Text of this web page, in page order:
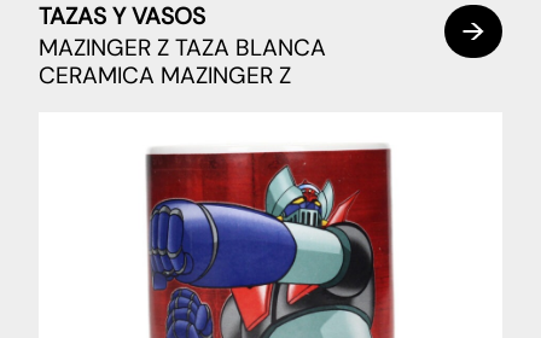
TAZAS Y VASOS
MAZINGER Z TAZA BLANCA
CERAMICA MAZINGER Z